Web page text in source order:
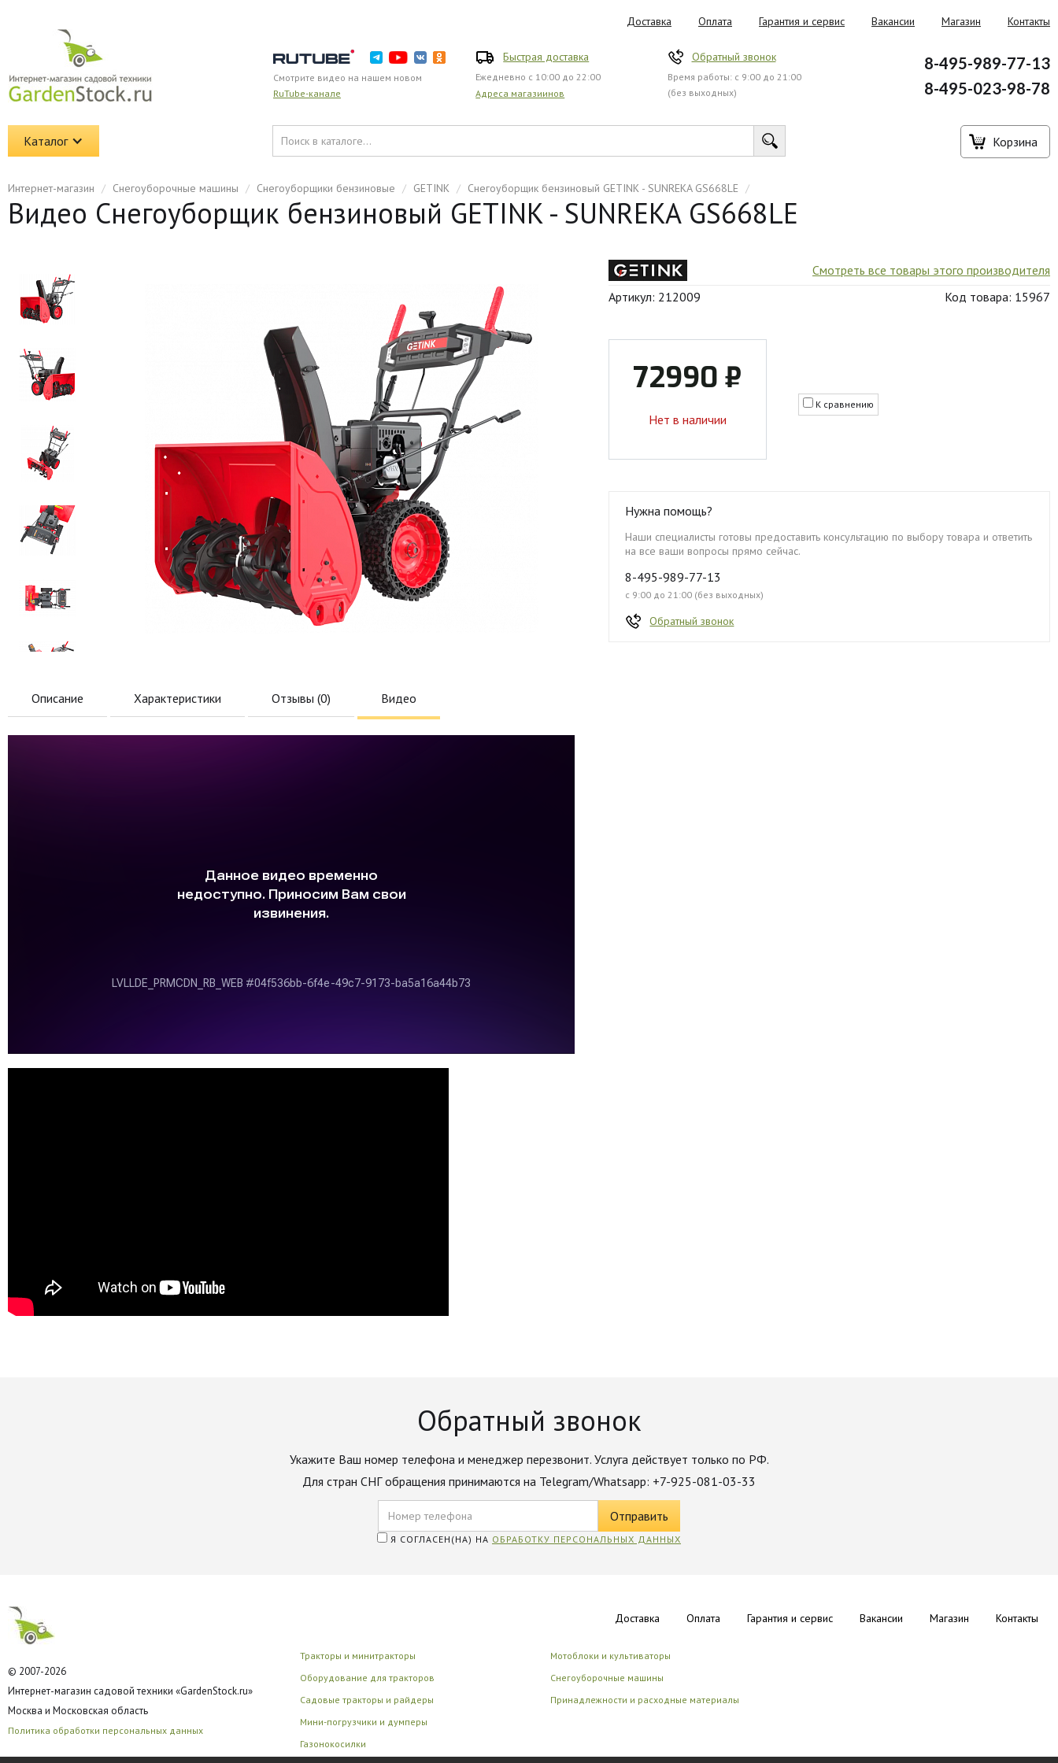
Доставка Оплата Гарантия и сервис Вакансии Магазин Контакты
Смотрите видео на нашем новом
RuTube-канале
Быстрая доставка
Ежедневно с 10:00 до 22:00
Адреса магазиинов
Обратный звонок
Время работы: с 9:00 до 21:00
(без выходных)
8-495-989-77-13
8-495-023-98-78
Каталог Корзина
Интернет-магазин / Снегоуборочные машины / Снегоуборщики бензиновые / GETINK / Снегоуборщик бензиновый GETINK - SUNREKA GS668LE /
Видео Снегоуборщик бензиновый GETINK - SUNREKA GS668LE
Смотреть все товары этого производителя
Артикул: 212009
Код товара: 15967
72990 ₽
Нет в наличии
К сравнению
Нужна помощь?
Наши специалисты готовы предоставить консультацию по выбору товара и ответить
на все ваши вопросы прямо сейчас.
8-495-989-77-13
с 9:00 до 21:00 (без выходных)
Обратный звонок
Описание Характеристики Отзывы (0) Видео
Обратный звонок
Укажите Ваш номер телефона и менеджер перезвонит. Услуга действует только по РФ.
Для стран СНГ обращения принимаются на Telegram/Whatsapp: +7-925-081-03-33
Я СОГЛАСЕН(НА) НА ОБРАБОТКУ ПЕРСОНАЛЬНЫХ ДАННЫХ
© 2007-2026
Интернет-магазин садовой техники «GardenStock.ru»
Москва и Московская область
Политика обработки персональных данных
Доставка Оплата Гарантия и сервис Вакансии Магазин Контакты
Тракторы и минитракторы
Оборудование для тракторов
Садовые тракторы и райдеры
Мини-погрузчики и думперы
Газонокосилки
Мотоблоки и культиваторы
Снегоуборочные машины
Принадлежности и расходные материалы